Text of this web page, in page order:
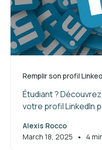
Remplir son profil
Étudiant ?
votre profil LinkedIn
compétences et
Alexis Rocco
March 18, 2025
• 4